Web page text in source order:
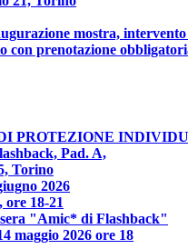
mostra,
con prenotazione
PROTEZIONE
Pad. A,
Torino
2026
ore 18-21
"Amic* di Flashback"
maggio 2026 ore 18